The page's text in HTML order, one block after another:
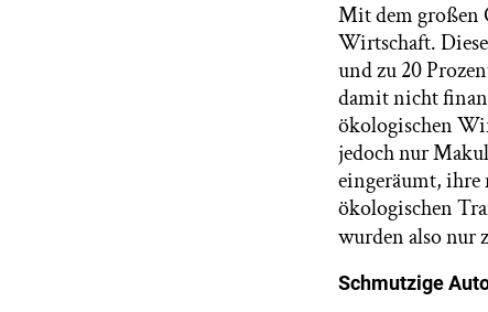
Mit dem großen
Wirtschaft.
und zu 20
damit nicht
ökologischen
jedoch nur
eingeräumt, ihre
ökologischen
wurden also nur
Schmutzige